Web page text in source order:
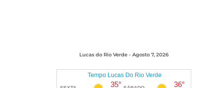
Lucas do Rio Verde - Agosto 7, 2026